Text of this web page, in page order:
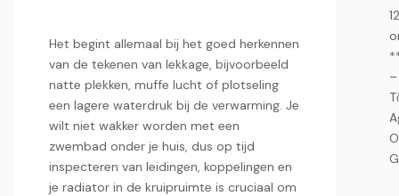
Het begint allemaal bij het goed herkennen
van de tekenen van lekkage, bijvoorbeeld
natte plekken, muffe lucht of plotseling
een lagere waterdruk bij de verwarming.​ Je
wilt niet wakker worden met een
zwembad onder je huis, dus op tijd
inspecteren van leidingen, koppelingen en
je radiator in de kruipruimte is cruciaal om